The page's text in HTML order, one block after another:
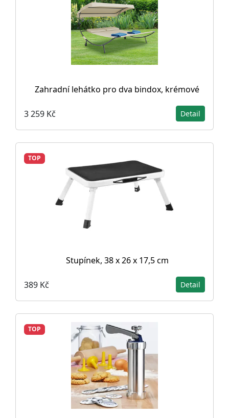
Zahradní lehátko pro dva bindox, krémové
3 259 Kč Detail
TOP
Stupínek, 38 x 26 x 17,5 cm
389 Kč Detail
TOP